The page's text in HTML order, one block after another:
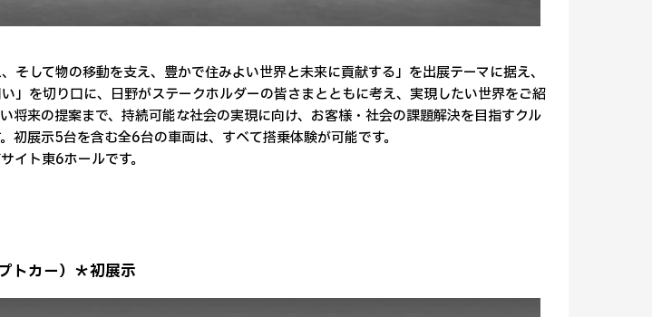
そして物の移動を支え、豊かで住みよい世界と未来に貢献する」を出展テーマに据え、
」を切り口に、日野がステークホルダーの皆さまとともに考え、実現したい世界をご紹
将来の提案まで、持続可能な社会の実現に向け、お客様・社会の課題解決を目指すクル
初展示5台を含む全6台の車両は、すべて搭乗体験が可能です。
イト東6ホールです。
トカー）＊初展示